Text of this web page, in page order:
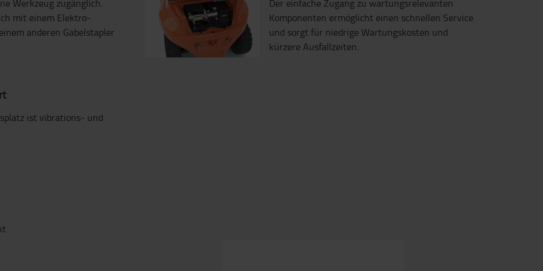
Werkzeug zugänglich.
mit einem Elektro-
anderen Gabelstapler
Der einfache Zugang zu wartungsrelevanten
Komponenten ermöglicht einen schnellen Service
und sorgt für niedrige Wartungskosten und
kürzere Ausfallzeiten.
ist vibrations- und